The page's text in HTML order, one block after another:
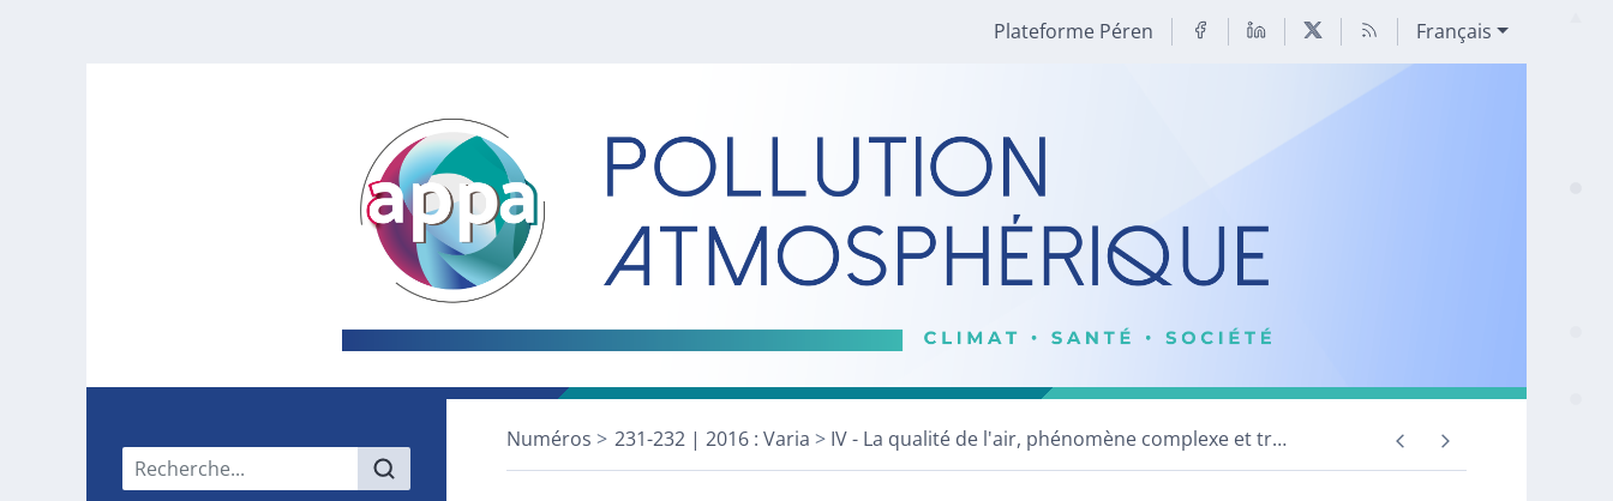
Plateforme Péren Français
Menu principal
Numéros 231-232 | 2016 : Varia IV - La qualité de l'air, phénomène complexe et tr…